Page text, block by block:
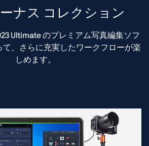
ナス コレクション
Ultimate のプレミアム写真編集ソフ
て、さらに充実したワークフローが楽
しめます。